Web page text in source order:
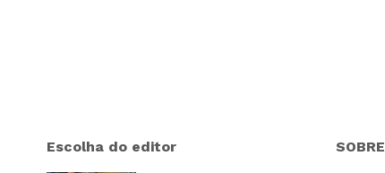
Escolha do editor SOBRE